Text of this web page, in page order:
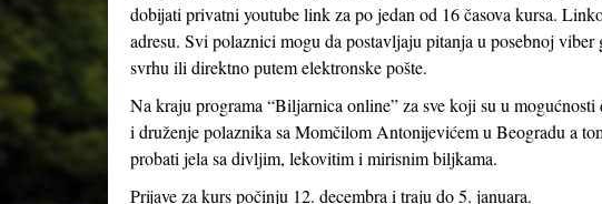
dobijati privatni youtube link za po jedan od 16 časova kursa.
adresu. Svi polaznici mogu da postavljaju pitanja u posebnoj
svrhu ili direktno putem elektronske pošte.
Na kraju programa “Biljarnica online” za sve koji su u
i druženje polaznika sa Momčilom Antonijevićem u Beogradu a
probati jela sa divljim, lekovitim i mirisnim biljkama.
Prijave za kurs počinju 12. decembra i traju do 5. januara.